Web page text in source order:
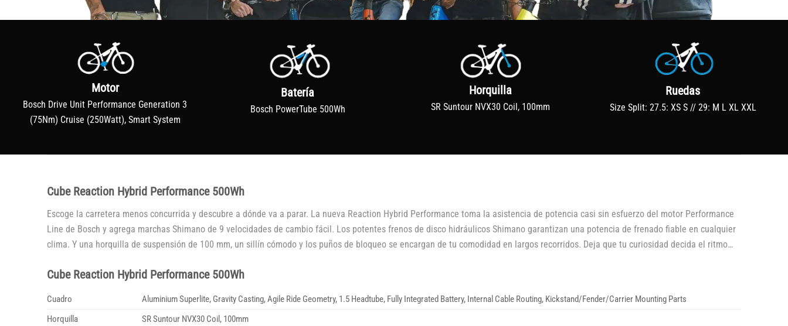
Motor
Bosch Drive Unit Performance Generation 3
(75Nm) Cruise (250Watt), Smart System
Batería
Bosch PowerTube 500Wh
Horquilla
SR Suntour NVX30 Coil, 100mm
Ruedas
Size Split: 27.5: XS S // 29: M L XL XXL
Cube Reaction Hybrid Performance 500Wh
Escoge la carretera menos concurrida y descubre a dónde va a parar. La nueva Reaction Hybrid Performance toma la asistencia de potencia casi sin esfuerzo del motor Performance
Line de Bosch y agrega marchas Shimano de 9 velocidades de cambio fácil. Los potentes frenos de disco hidráulicos Shimano garantizan una potencia de frenado fiable en cualquier
clima. Y una horquilla de suspensión de 100 mm, un sillín cómodo y los puños de bloqueo se encargan de tu comodidad en largos recorridos. Deja que tu curiosidad decida el ritmo…
Cube Reaction Hybrid Performance 500Wh
Cuadro
Aluminium Superlite, Gravity Casting, Agile Ride Geometry, 1.5 Headtube, Fully Integrated Battery, Internal Cable Routing, Kickstand/Fender/Carrier Mounting Parts
Horquilla
SR Suntour NVX30 Coil, 100mm